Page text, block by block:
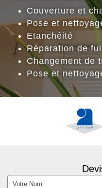
Couverture et
Pose et
Etanchéité
Réparation de
Changement de
Pose et